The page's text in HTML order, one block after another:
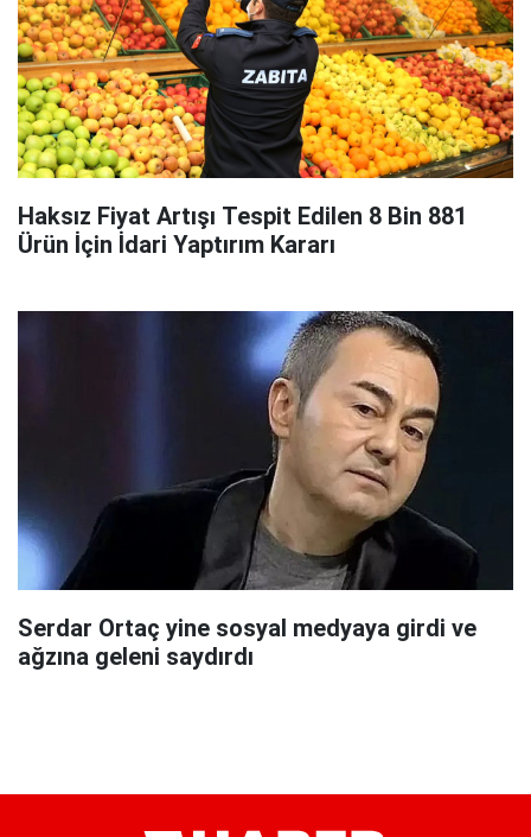
Haksız Fiyat Artışı Tespit Edilen 8 Bin 881
Ürün İçin İdari Yaptırım Kararı
Serdar Ortaç yine sosyal medyaya girdi ve
ağzına geleni saydırdı